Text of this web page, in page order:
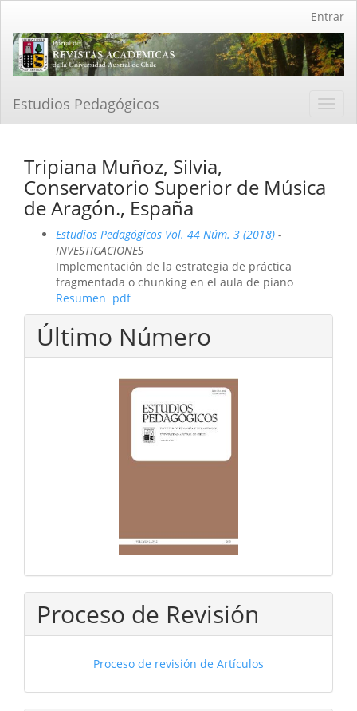
Contenido
principal
Barra
Entrar
Estudios Pedagógicos
Tripiana Muñoz, Silvia,
Conservatorio Superior de Música
de Aragón., España
Estudios Pedagógicos Vol. 44 Núm. 3 (2018) -
INVESTIGACIONES
Implementación de la estrategia de práctica
fragmentada o chunking en el aula de piano
Resumen pdf
Último Número
Proceso de Revisión
Proceso de revisión de Artículos